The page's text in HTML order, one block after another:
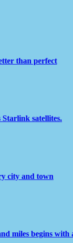
than perfect
Starlink satellites.
city and town
miles begins with